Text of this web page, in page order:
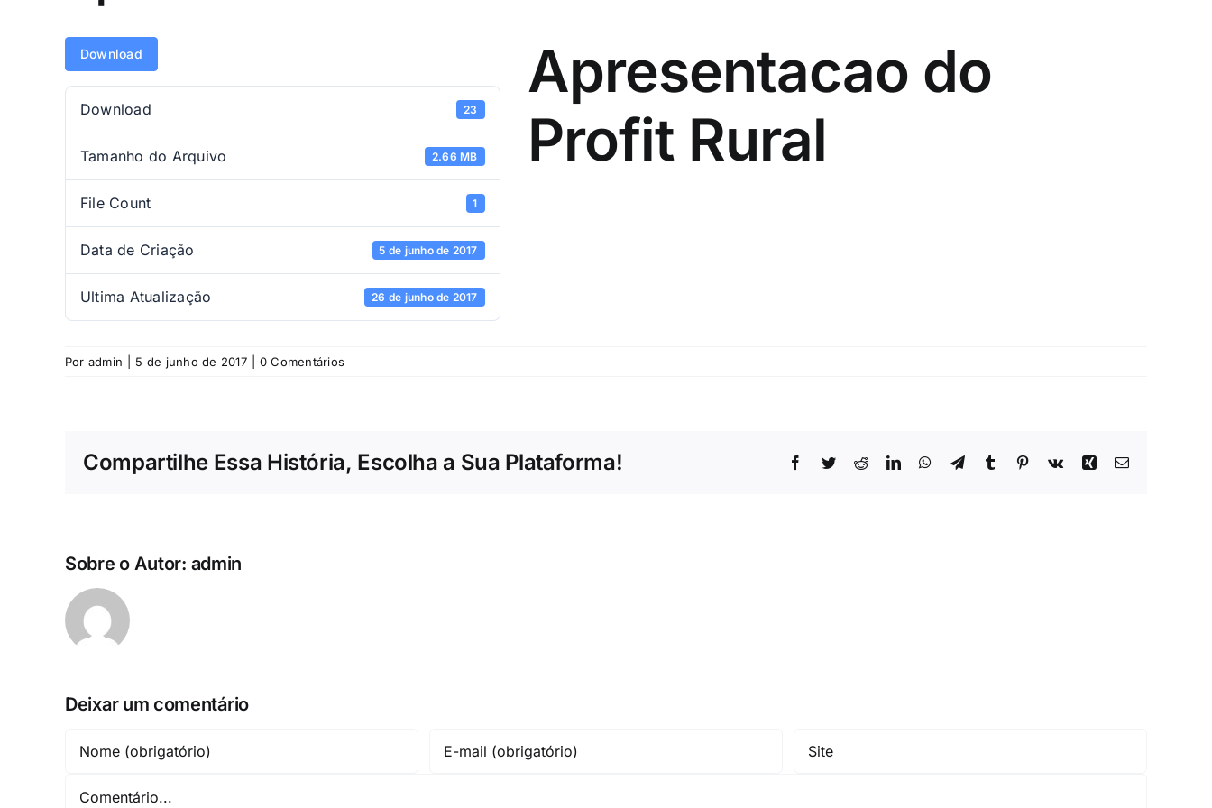
Download
Download 23
Tamanho do Arquivo 2.66 MB
File Count 1
Data de Criação 5 de junho de 2017
Ultima Atualização 26 de junho de 2017
Apresentacao do
Profit Rural
Por admin 5 de junho de 2017 0 Comentários
Compartilhe Essa História, Escolha a Sua Plataforma! Facebook
TwitterRedditLinkedInWhatsApp
TelegramTumblr Pinterest
Vk Xing E-
Sobre o Autor: admin
Deixar um comentário